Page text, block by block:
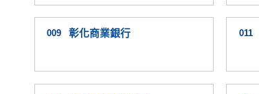
009 彰化商業銀行 011